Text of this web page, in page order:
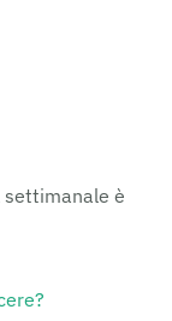
settimanale è